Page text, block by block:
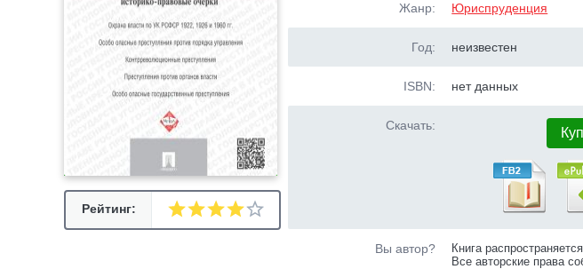
Рейтинг:
Жанр: Юриспруденция
Год: неизвестен
ISBN: нет данных
Скачать:
Вы автор?
Книга
Все авторские права